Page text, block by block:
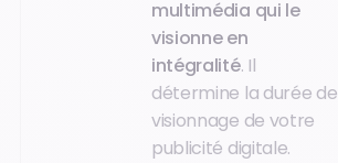
multimédia qui le
visionne en
intégralité. Il
détermine la durée de
visionnage de votre
publicité digitale.